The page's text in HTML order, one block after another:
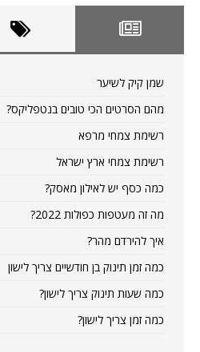
שמן קיק לשיער
מהם הסרטים הכי טובים בנטפליקס?
רשימת צמחי מרפא
רשימת צמחי ארץ ישראל
כמה כסף יש לאילון מאסק?
מה זה מעטפות כפולות 2022?
איך להירדם מהר?
כמה זמן תינוק בן חודשיים צריך לישון
כמה שעות תינוק צריך לישון?
כמה זמן צריך לישון?